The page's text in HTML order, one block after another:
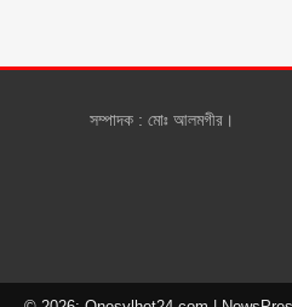
সম্পাদক : মোঃ আলমগীর।